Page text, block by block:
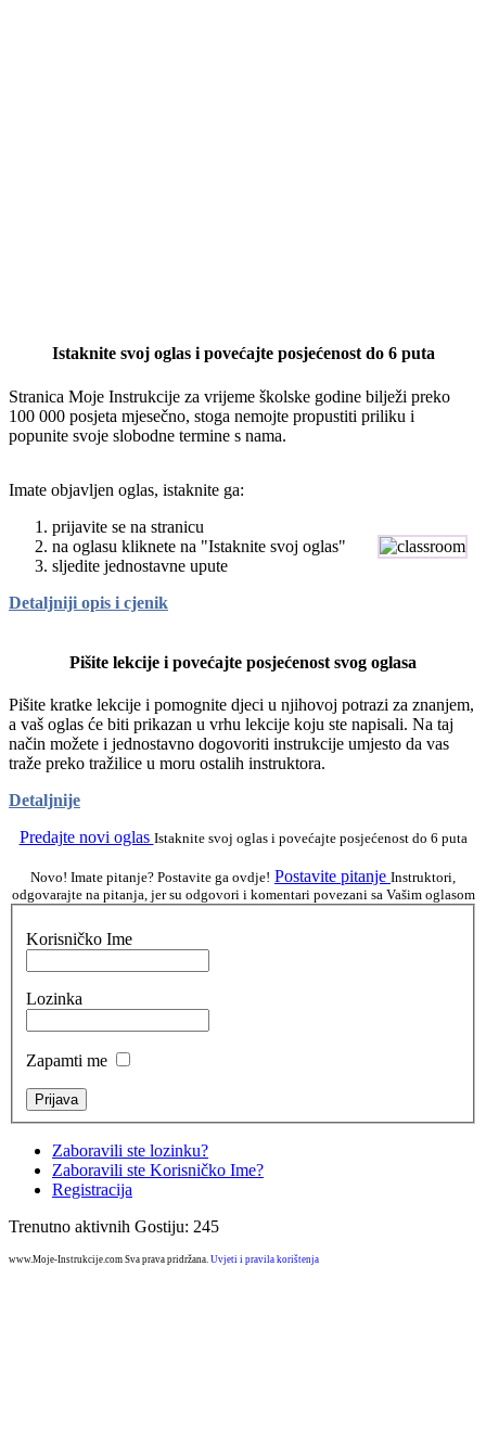
Istaknite svoj oglas i povećajte posjećenost do 6 puta
Stranica Moje Instrukcije za vrijeme školske godine bilježi preko
100 000 posjeta mjesečno, stoga nemojte propustiti priliku i
popunite svoje slobodne termine s nama.
Imate objavljen oglas, istaknite ga:
prijavite se na stranicu
na oglasu kliknete na "Istaknite svoj oglas"
sljedite jednostavne upute
Detaljniji opis i cjenik
Pišite lekcije i povećajte posjećenost svog oglasa
Pišite kratke lekcije i pomognite djeci u njihovoj potrazi za znanjem,
a vaš oglas će biti prikazan u vrhu lekcije koju ste napisali. Na taj
način možete i jednostavno dogovoriti instrukcije umjesto da vas
traže preko tražilice u moru ostalih instruktora.
Detaljnije
Predajte novi oglas Istaknite svoj oglas i povećajte posjećenost do 6 puta
Novo! Imate pitanje? Postavite ga ovdje! Postavite pitanje Instruktori,
odgovarajte na pitanja, jer su odgovori i komentari povezani sa Vašim oglasom
Korisničko Ime
Lozinka
Zapamti me
Zaboravili ste lozinku?
Zaboravili ste Korisničko Ime?
Registracija
Trenutno aktivnih Gostiju: 245
www.Moje-Instrukcije.com Sva prava pridržana. Uvjeti i pravila korištenja